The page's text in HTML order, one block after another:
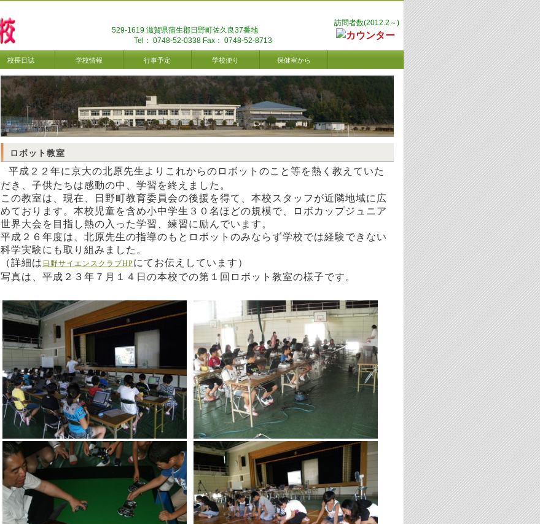
529-1619 滋賀県蒲生郡日野町佐久良37番地
Tel： 0748-52-0338 Fax： 0748-52-8713
訪問者数(2012.2～)
校長日誌 学校情報 行事予定 学校便り 保健室から
ロボット教室
平成２２年に京大の北原先生よりこれからのロボットのこと等を熱く教えていた
だき、子供たちは感動の中、学習を終えました。
この教室は、現在、日野町教育委員会の後援を得て、本校スタッフが近隣地域に広
めております。本校児童を含め小中学生３０名ほどの規模で、ロボカップジュニア
世界大会を目指し熱の入った学習、練習に励んでいます。
平成２６年度は、北原先生の指導のもとロボットのみならず学校では経験できない
科学実験にも取り組みました。
（詳細は 日野サイエンスクラブHPにてお伝えしています）
写真は、平成２３年７月１４日の本校での第１回ロボット教室の様子です。